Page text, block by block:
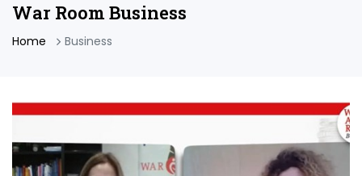
War Room Business
Home Business